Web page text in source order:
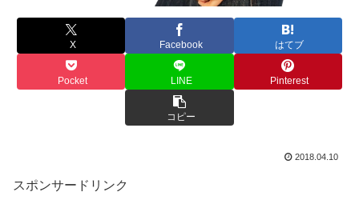
X Facebook はてブ
Pocket LINE Pinterest
コピー
2018.04.10
スポンサードリンク